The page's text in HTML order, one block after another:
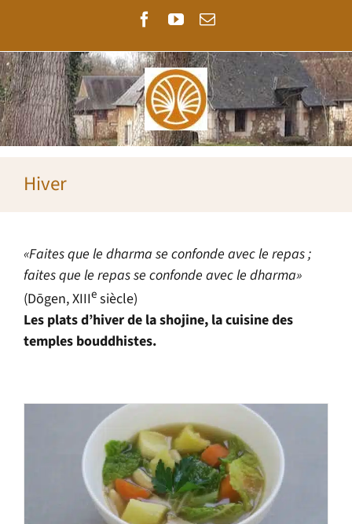
contenu
Facebook
YouTube
Email
Hiver
«Faites que le dharma se confonde avec le repas ;
faites que le repas se confonde avec le dharma»
(Dōgen, XIIIesiècle)
Les plats d’hiver de la shojine, la cuisine des
temples bouddhistes.